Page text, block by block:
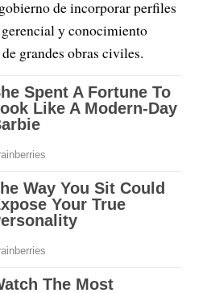
de incorporar perfiles
y conocimiento
grandes obras civiles.